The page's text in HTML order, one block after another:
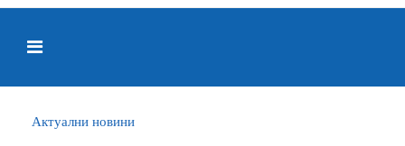
Актуални новини